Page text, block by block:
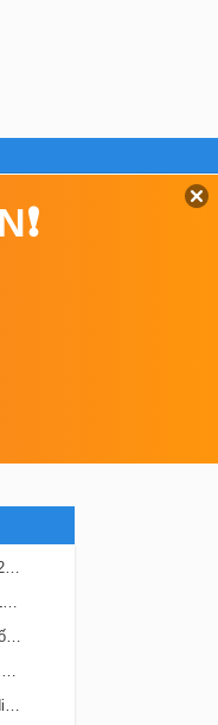
Test yourself 2: Units 9-10 - Tự kiểm tra 2 - SBT Tiếng Anh 11
Unit 10: Healthy lifestyle and longevity - Lối sống lành mạnh và tuổi thọ
Unit 9: Cities of the future - Các thành phố của tương lai
Test yourself 1: Units 6-7-8 - Tự kiểm tra 1 - SBT Tiếng Anh 11
Unit 8: Our world heritage sites - Những di sản thế giới của chúng ta